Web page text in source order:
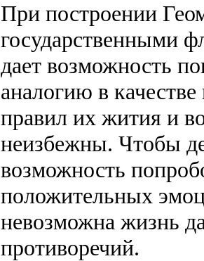
При построении
государственными
дает возможность
аналогию в
правил их жития и
неизбежны. Чтобы
возможность
положительных
невозможна жизнь
противоречий.